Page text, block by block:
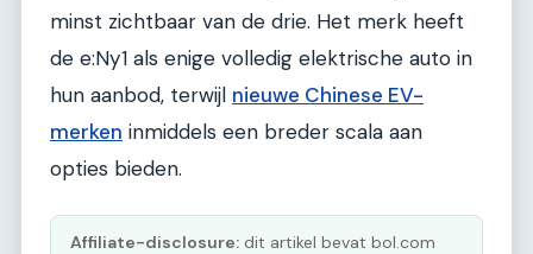
minst zichtbaar van de drie. Het merk heeft
de e:Ny1 als enige volledig elektrische auto in
hun aanbod, terwijl nieuwe Chinese EV-
merken inmiddels een breder scala aan
opties bieden.
Affiliate-disclosure: dit artikel bevat bol.com